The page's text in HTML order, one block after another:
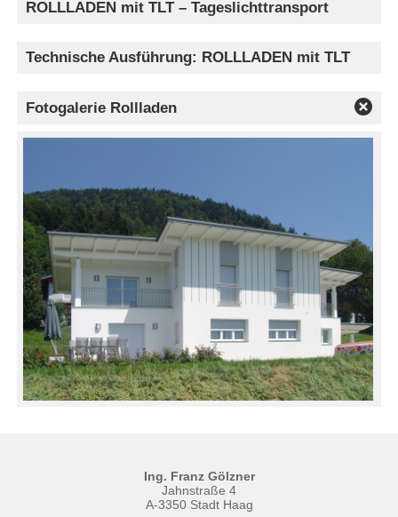
ROLLLADEN mit TLT – Tageslichttransport
Technische Ausführung: ROLLLADEN mit TLT
Fotogalerie Rollladen
Ing. Franz Gölzner
Jahnstraße 4
A-3350 Stadt Haag